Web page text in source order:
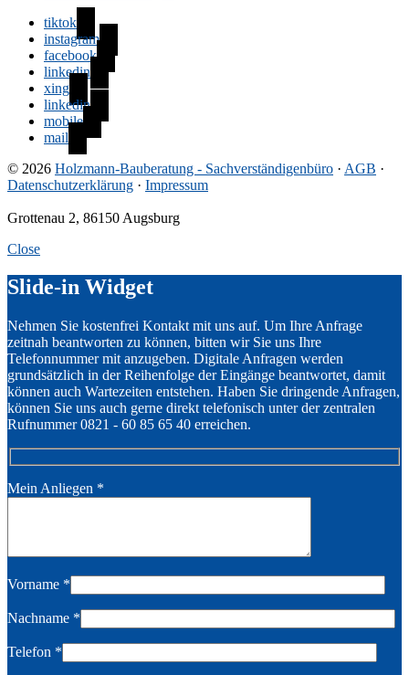
tiktok
instagram
facebook
linkedin
xing
linkedin
mobile
mail
© 2026 Holzmann-Bauberatung - Sachverständigenbüro · AGB ·
Datenschutzerklärung · Impressum
Grottenau 2, 86150 Augsburg
Close
Slide-in Widget
Nehmen Sie kostenfrei Kontakt mit uns auf. Um Ihre Anfrage
zeitnah beantworten zu können, bitten wir Sie uns Ihre
Telefonnummer mit anzugeben. Digitale Anfragen werden
grundsätzlich in der Reihenfolge der Eingänge beantwortet, damit
können auch Wartezeiten entstehen. Haben Sie dringende Anfragen,
können Sie uns auch gerne direkt telefonisch unter der zentralen
Rufnummer 0821 - 60 85 65 40 erreichen.
Mein Anliegen *
Vorname *
Nachname *
Telefon *